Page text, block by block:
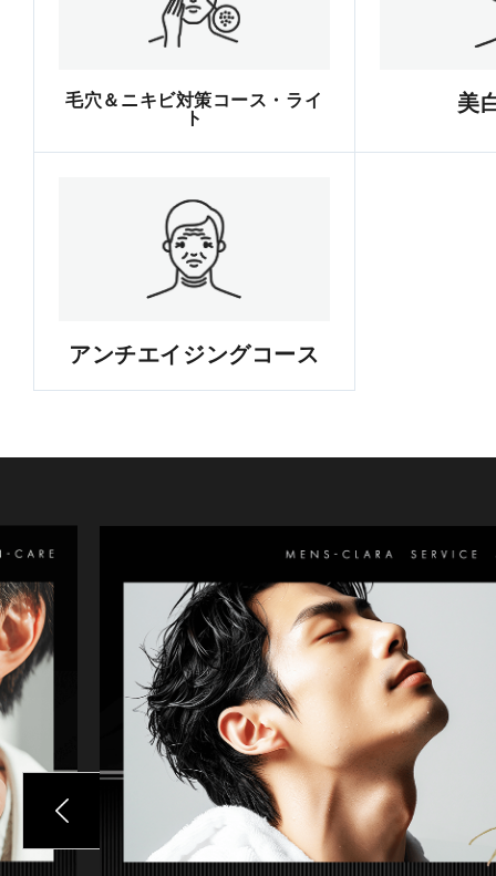
毛穴＆ニキビ対策コース・ライ
ト
美
アンチエイジングコース